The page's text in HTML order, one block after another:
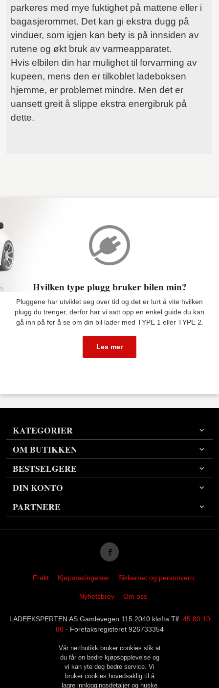
parkeres med mye fuktighet på mattene eller i
bagasjerommet. Det kan gi ekstra dugg på
vinduer, som igjen kan bety is på innsiden av
rutene og økt bruk av varmeapparatet.
Hvis elbilen din har mulighet til forvarming av
kupeen, mens den er tilkoblet ladeboksen
hjemme, er problemet mindre. Men det er
uansett greit å slippe ekstra energibruk på
dette.
Hvilken type plugg bruker bilen min?
Pluggene har utviklet seg over tid og det er lurt å vite hvilken
plugg du trenger, derfor har vi satt opp en enkel guide du kan
gå inn på for å se om din bil lader med TYPE 1 eller TYPE 2.
Les mer
KATEGORIER
OM BUTIKKEN
BESTSELGERE
DIN KONTO
PARTNERE
Frakt Kjøpsbetingelser Sikkerhet og personvern
Nyhetsbrev Om oss
LADEEKSPERTEN AS Gamlevegen 115 2040 kløfta Tlf. 45 80 10
80- Foretaksregisteret 926733354
Vår nettbutikk bruker cookies slik at
du får en bedre kjøpsopplevelse og
vi kan yte deg bedre service. Vi
bruker cookies hovedsaklig til å
lagre innloggingsdetaljer og huske